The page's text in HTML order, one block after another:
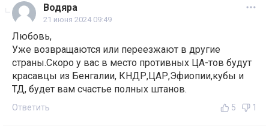
Водяра
21 июня 2024 09:49
Любовь,
Уже возвращаются или переезжают в другие
страны.Скоро у вас в место противных ЦА-тов будут
красавцы из Бенгалии, КНДР,ЦАР,Эфиопии,кубы и
ТД, будет вам счастье полных штанов.
Ответить 5 1